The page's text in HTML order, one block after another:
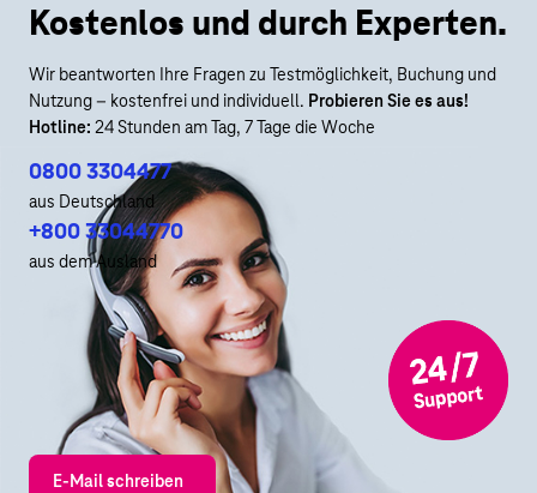
Kostenlos und durch Experten.
Wir beantworten Ihre Fragen zu Testmöglichkeit, Buchung und
Nutzung – kostenfrei und individuell. Probieren Sie es aus!
Hotline: 24 Stunden am Tag, 7 Tage die Woche
0800 3304477
aus Deutschland
+800 33044770
aus dem Ausland
E-Mail schreiben